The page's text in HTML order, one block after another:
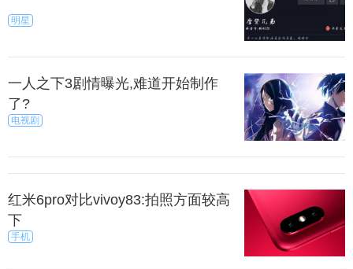
明星
一人之下3剧情曝光,难道开始制作
了?
电视剧
红米6pro对比vivoy83:拍照方面较高
下
手机